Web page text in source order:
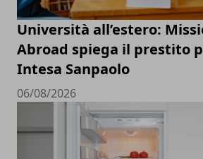
Università all’estero:
Abroad spiega il prestito
Intesa Sanpaolo
06/08/2026